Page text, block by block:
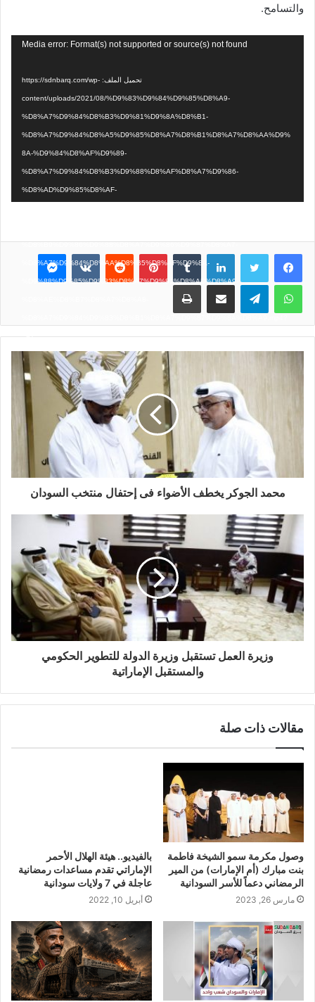
والتسامح.
Media error: Format(s) not supported or source(s) not found
تحميل الملف: https://sdnbarq.com/wp-
content/uploads/2021/08/%D9%83%D9%84%D9%85%D8%A9-
%D8%A7%D9%84%D8%B3%D9%81%D9%8A%D8%B1-
%D8%A7%D9%84%D8%A5%D9%85%D8%A7%D8%B1%D8%A7%D8%AA%D9%
8A-%D9%84%D8%AF%D9%89-
%D8%A7%D9%84%D8%B3%D9%88%D8%AF%D8%A7%D9%86-
%D8%AD%D9%85%D8%AF-
%D8%B9%D9%86%D9%88%D8%A7%D9%86%D9%87%D8%A7-
%D8%A7%D9%84%D8%AA%D8%B5%D8%AF%D9%8A-
%D9%88%D9%85%D9%83%D8%A7%D9%81%D8%AD%D8%A9-
_=1
فيسبوك تويتر لينكدإن بينتيريست ماسنجر
واتساب تيلقرام مشاركة عبر البريد طباعة
محمد الجوكر يخطف الأضواء فى إحتفال منتخب السودان
وزيرة العمل تستقبل وزيرة الدولة للتطوير الحكومي
والمستقبل الإماراتية
مقالات ذات صلة
وصول مكرمة سمو الشيخة فاطمة
بنت مبارك (أم الإمارات) من المير
الرمضاني دعماً للأسر السودانية
مارس 26, 2023
بالفيديو.. هيئة الهلال الأحمر
الإماراتي تقدم مساعدات رمضانية
عاجلة في 7 ولايات سودانية
أبريل 10, 2022